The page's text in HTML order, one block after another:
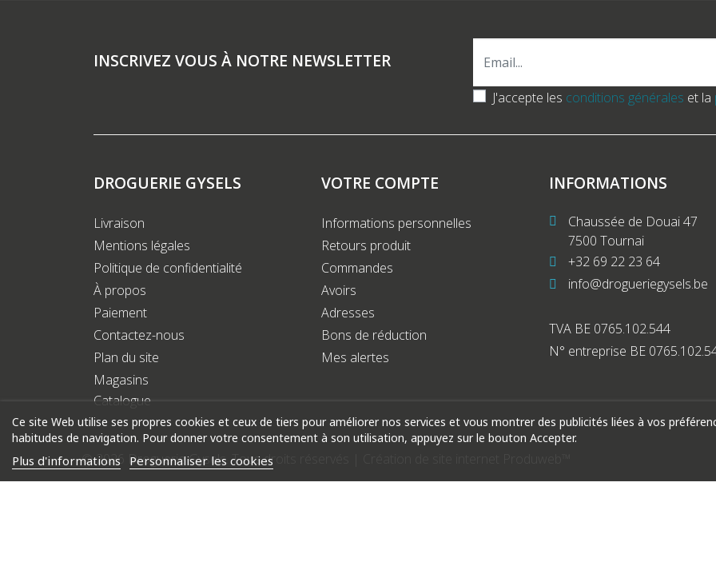
INSCRIVEZ VOUS À NOTRE NEWSLETTER
J'accepte les conditions générales et la
DROGUERIE GYSELS
Livraison
Mentions légales
Politique de confidentialité
À propos
Paiement
Contactez-nous
Plan du site
Magasins
Catalogue
VOTRE COMPTE
Informations personnelles
Retours produit
Commandes
Avoirs
Adresses
Bons de réduction
Mes alertes
INFORMATIONS
Chaussée de Douai 47
7500 Tournai
+32 69 22 23 64
info@drogueriegysels.be
TVA BE 0765.102.544
N° entreprise BE
Ce site Web utilise ses propres cookies et ceux de tiers pour améliorer nos services et vous montrer des publicités liées à vos
habitudes de navigation. Pour donner votre consentement à son utilisation, appuyez sur le bouton Accepter.
Plus d'informations Personnaliser les cookies
© 2026 Droguerie Gysels. Tous droits réservés |